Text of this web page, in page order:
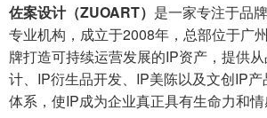
佐案设计（ZUOART） 是一家专注于品
专业机构，成立于2008年，总部位于广
牌打造可持续运营发展的IP资产，提供
计、IP衍生品开发、IP美陈以及文创IP
体系，使IP成为企业真正具有生命力和情